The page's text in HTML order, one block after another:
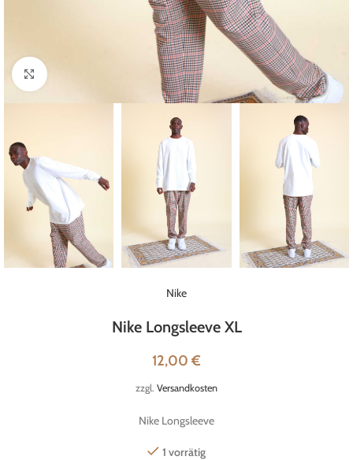
Klick zum Vergrößern
Nike
Nike Longsleeve XL
12,00 €
zzgl. Versandkosten
Nike Longsleeve
1 vorrätig